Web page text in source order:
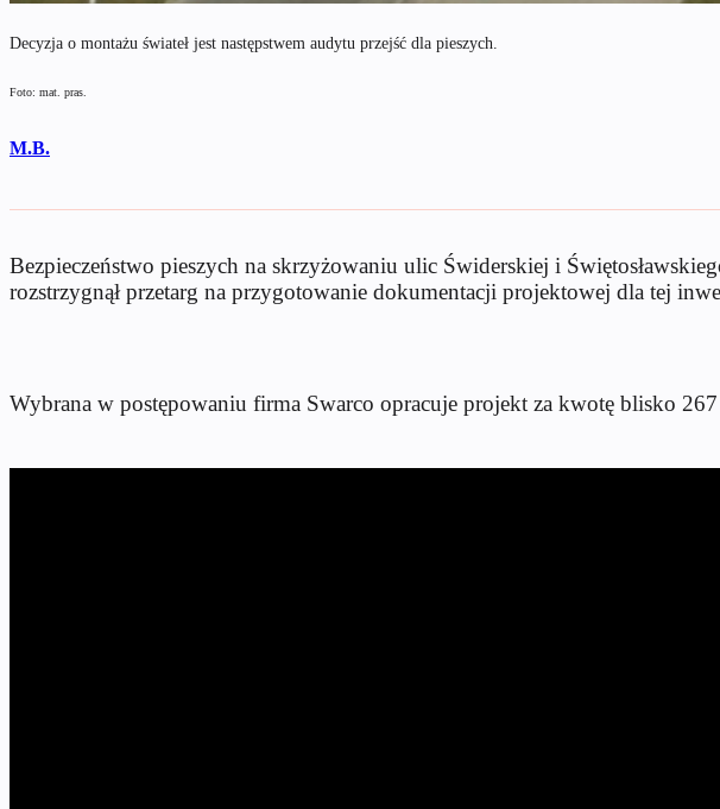
Decyzja o montażu świateł jest następstwem audytu przejść dla pieszych.
Foto: mat. pras.
M.B.
Bezpieczeństwo pieszych na skrzyżowaniu ulic Świderskiej i
rozstrzygnął przetarg na przygotowanie dokumentacji projektowej dla tej
Wybrana w postępowaniu firma Swarco opracuje projekt za kwotę blisko